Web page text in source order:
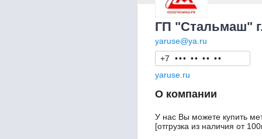
ГП "Стальмаш"
yaruse@ya.ru
+7
••• •• •• ••
yaruse.ru
О компании
У нас Вы можете купить
[отгрузка из наличия от